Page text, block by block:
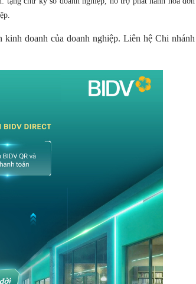
doanh của doanh nghiệp. Liên hệ Chi nhánh